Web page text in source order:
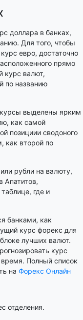
доллара в банках,
Для того, чтобы
евро, достаточно
прямо
курс валют,
по названию
выделены ярким
как самой
позициии сводоного
как второй по
рубли на валюту,
Апатитов,
где и
банками, как
курс форекс для
лучших валют.
курс
Полный список
на Форекс Онлайн
отделения.